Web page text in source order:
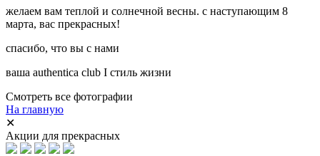
желаем вам теплой и солнечной весны. с наступающим 8
марта, вас прекрасных!
спасибо, что вы с нами
ваша authentica club I стиль жизни
Смотреть все фотографии
На главную
✕
Акции для прекрасных